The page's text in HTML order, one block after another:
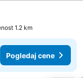
1.2 km
Pogledaj cene